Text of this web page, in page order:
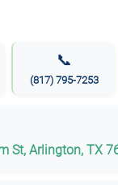
📞
(817) 795-7253
St, Arlington, TX